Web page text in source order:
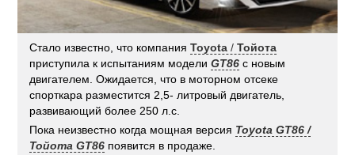
Стало известно, что компанияToyota /Тойота
приступила к испытаниям моделиGT86 с новым
двигателем. Ожидается, что в моторном отсеке
спорткара разместится 2,5- литровый двигатель,
развивающий более 250 л.с.
Пока неизвестно когда мощная версия Toyota GT86 /
Тойота GT86 появится в продаже.